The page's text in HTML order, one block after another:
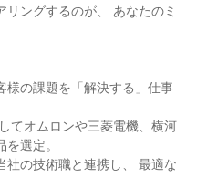
ングするのが、 あなたのミ
様の課題を「解決する」仕事
てオムロンや三菱電機、横河
選定。
社の技術職と連携し、 最適な